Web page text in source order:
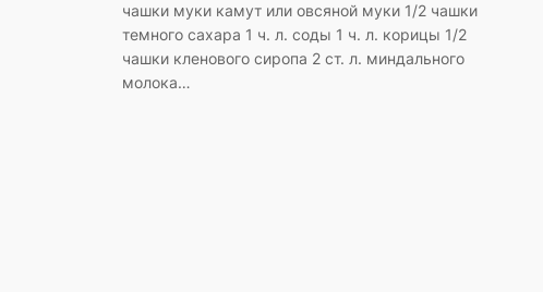
чашки муки камут или овсяной муки 1/2 чашки
темного сахара 1 ч. л. соды 1 ч. л. корицы 1/2
чашки кленового сиропа 2 ст. л. миндального
молока…